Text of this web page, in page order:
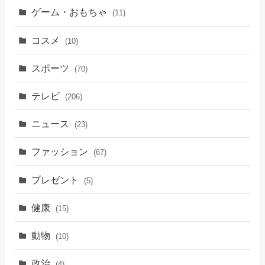
ゲーム・おもちゃ (11)
コスメ (10)
スポーツ (70)
テレビ (206)
ニュース (23)
ファッション (67)
プレゼント (5)
健康 (15)
動物 (10)